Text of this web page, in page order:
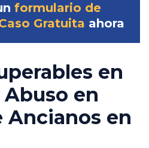
formulario de
Gratuita ahora
en
Abuso en
Ancianos en